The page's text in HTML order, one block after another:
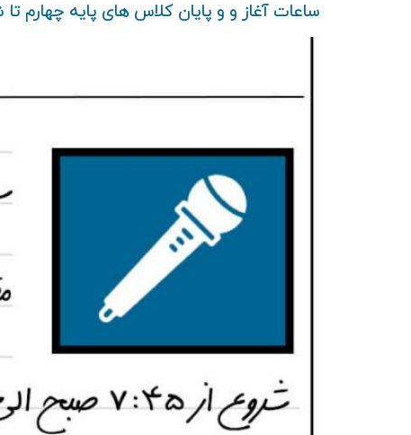
ساعات آغاز و و پایان کلاس های پایه چهارم